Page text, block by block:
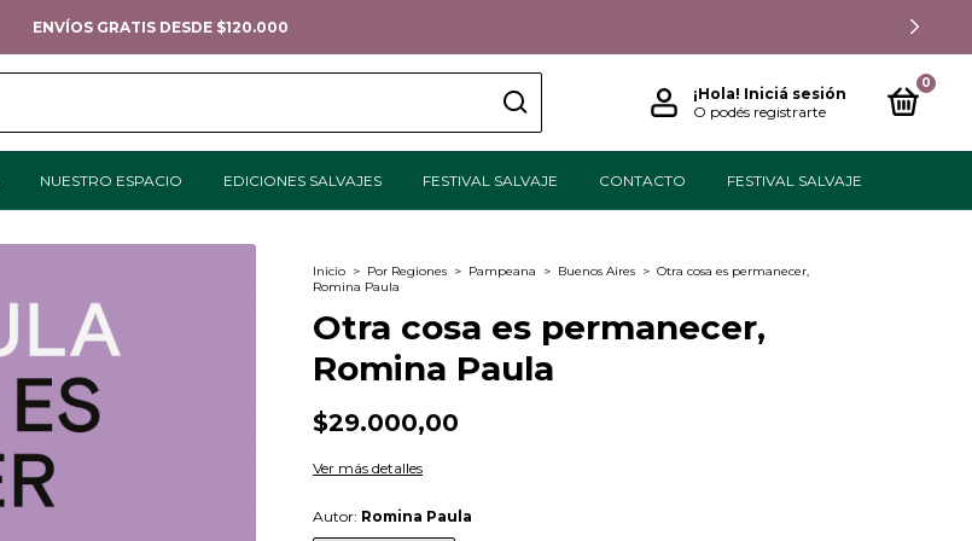
ENVÍOS GRATIS DESDE $120.000
¡Hola! Iniciá sesión
O podés registrarte
0
NUESTRO ESPACIO EDICIONES SALVAJES FESTIVAL SALVAJE CONTACTO FESTIVAL SALVAJE
Inicio > Por Regiones > Pampeana > Buenos Aires > Otra cosa es permanecer,
Romina Paula
Otra cosa es permanecer,
Romina Paula
$29.000,00
Ver más detalles
Autor: Romina Paula